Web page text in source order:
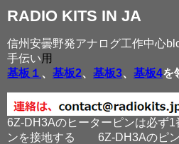
RADIO KITS IN JA
信州安曇野発アナログ工作中心
手伝い用
基板１ 、 基板2、 基板3、 基板4を
6Z-DH3Aのヒーターピンは必ず
ンを接地する
6Z-DH3Aのピ